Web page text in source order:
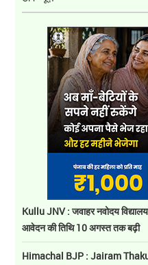
Kullu JNV : जवाहर नवोदय
आवेदन की तिथि 10 अगस्त तक बढ़ी
Himachal BJP : Jairam